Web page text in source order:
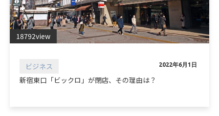
18792view
ビジネス 2022年6月1日
新宿東口「ビックロ」が閉店、その理由は？